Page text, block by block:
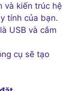
và kiến trúc hệ
tính của bạn.
USB và cắm
cụ sẽ tạo